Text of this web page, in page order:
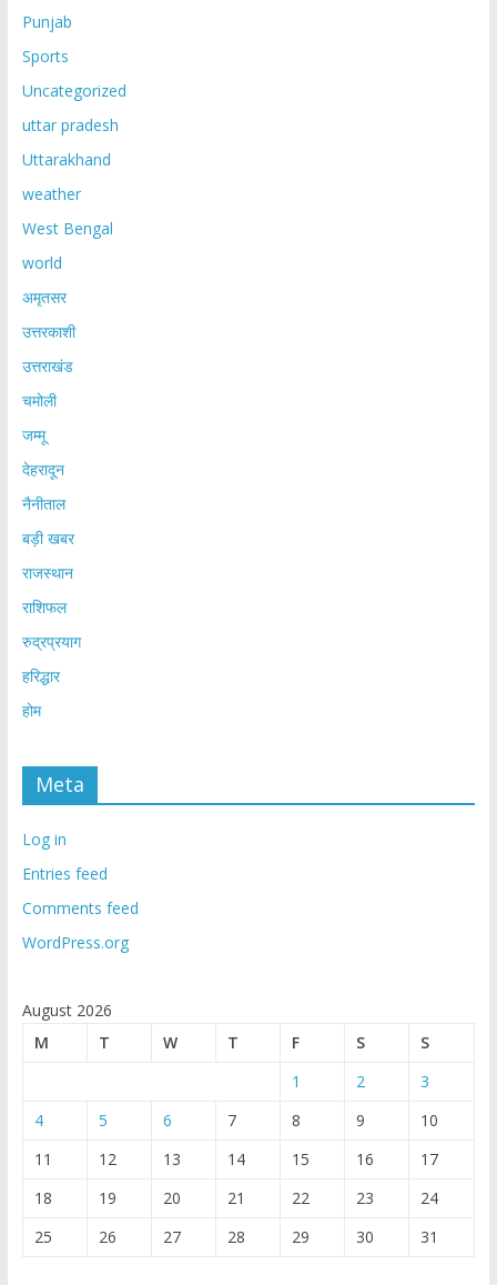
Punjab
Sports
Uncategorized
uttar pradesh
Uttarakhand
weather
West Bengal
world
अमृतसर
उत्तरकाशी
उत्तराखंड
चमोली
जम्मू
देहरादून
नैनीताल
बड़ी खबर
राजस्थान
राशिफल
रुद्रप्रयाग
हरिद्धार
होम
Meta
Log in
Entries feed
Comments feed
WordPress.org
August 2026
M
T W T F S
S
1
2
3
4
5 6 7 8 9
10
11
12 13 14 15 16
17
18
19 20 21 22 23
24
25
26 27 28 29 30 31